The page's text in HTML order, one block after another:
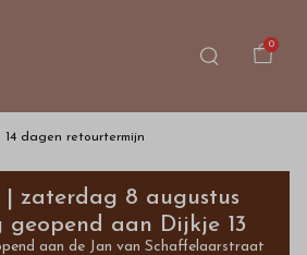
0
14 dagen retourtermijn
| zaterdag 8 augustus
geopend aan Dijkje 13
aan de Jan van Schaffelaarstraat